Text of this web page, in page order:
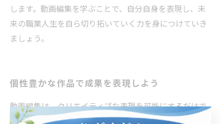
します。動画編集を学ぶことで、自分自身を表現し、未
来の職業人生を自ら切り拓いていく力を身につけていき
ましょう。
個性豊かな作品で成果を表現しよう
動画編集は、クリエイティブな表現を可能にするだけで
なく、現代の就労市場において大変重要なスキルです。